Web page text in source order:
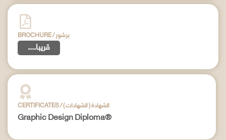
BROCHURE / برشور
....قريبا
CERTIFICATES / ( الشهادات ) الشهادة
Graphic Design Diploma®